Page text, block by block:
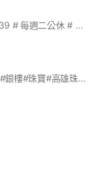
# 電話訂購 0917972339 # 每週二公休 # 切勿張貼其他廣告 # 若臨時休息會告知在聊天室
#高雄銀樓#方達#高雄#銀樓#珠寶#高雄珠寶#方達珠寶銀樓#推薦#銀樓推薦#高雄銀樓推薦＃翡翠推薦＃高雄翡翠＃方達翡翠＃鑽石＃高雄鑽石＃鑽石推薦＃高雄黃金＃黃金推薦＃黃金店家＃優質店家＃推薦店家＃推薦黃金＃金飾＃金塊＃金價＃高雄金價＃金飾推薦＃金飾買賣＃方達金飾